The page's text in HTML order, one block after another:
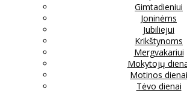
Gimtadieniui
Joninėms
Jubiliejui
Krikštynoms
Mergvakariui
Mokytojų
Motinos dienai
Tėvo dienai